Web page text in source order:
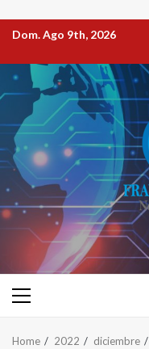
Dom. Ago 9th, 2026
Home 2022 diciembre